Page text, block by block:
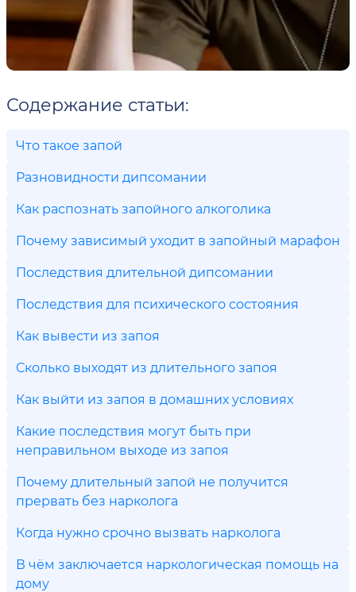
Содержание статьи:
Что такое запой
Разновидности дипсомании
Как распознать запойного алкоголика
Почему зависимый уходит в запойный марафон
Последствия длительной дипсомании
Последствия для психического состояния
Как вывести из запоя
Сколько выходят из длительного запоя
Как выйти из запоя в домашних условиях
Какие последствия могут быть при
неправильном выходе из запоя
Почему длительный запой не получится
прервать без нарколога
Когда нужно срочно вызвать нарколога
В чём заключается наркологическая помощь на
дому